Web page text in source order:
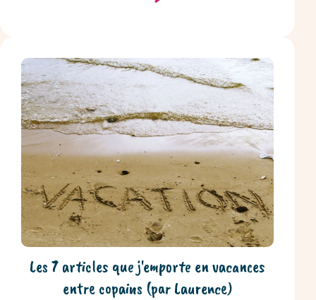
Les 7 articles que j'emporte en vacances
entre copains (par Laurence)